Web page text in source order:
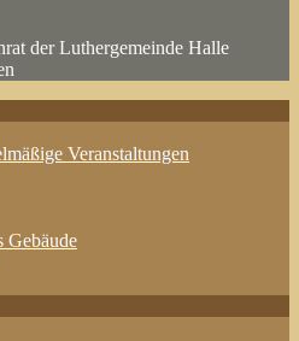
der Luthergemeinde Halle
Veranstaltungen
Gebäude